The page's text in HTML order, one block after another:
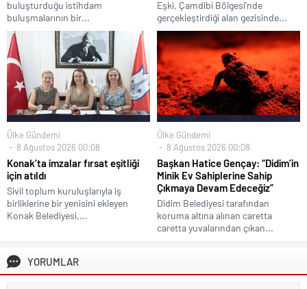
buluşturduğu istihdam
buluşmalarının bir...
Eşki, Çamdibi Bölgesi’nde
gerçekleştirdiği alan gezisinde...
Ülke Gündemi
8 Ağustos 2026 00:08
Konak’ta imzalar fırsat eşitliği
için atıldı
Sivil toplum kuruluşlarıyla iş
birliklerine bir yenisini ekleyen
Konak Belediyesi,...
Ülke Gündemi
8 Ağustos 2026 00:08
Başkan Hatice Gençay: “Didim’in
Minik Ev Sahiplerine Sahip
Çıkmaya Devam Edeceğiz”
Didim Belediyesi tarafından
koruma altına alınan caretta
caretta yuvalarından çıkan...
YORUMLAR